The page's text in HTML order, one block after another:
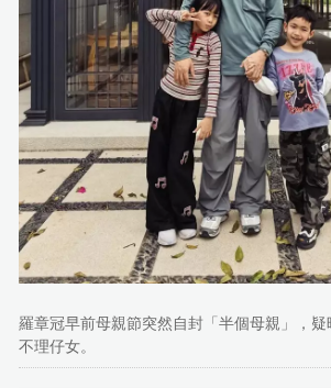
羅章冠早前母親節突然自封「半個母親」，疑
不理仔女。